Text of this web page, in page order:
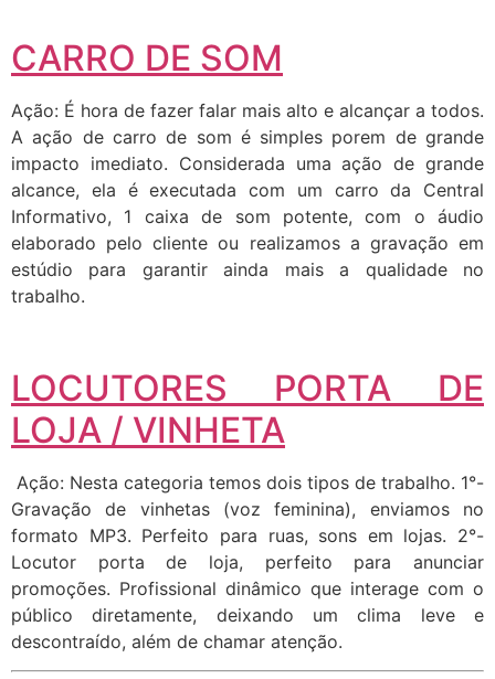
CARRO DE SOM
Ação: É hora de fazer falar mais alto e alcançar a todos.
A ação de carro de som é simples porem de grande
impacto imediato. Considerada uma ação de grande
alcance, ela é executada com um carro da Central
Informativo, 1 caixa de som potente, com o áudio
elaborado pelo cliente ou realizamos a gravação em
estúdio para garantir ainda mais a qualidade no
trabalho.
LOCUTORES PORTA DE
LOJA / VINHETA
Ação: Nesta categoria temos dois tipos de trabalho. 1°-
Gravação de vinhetas (voz feminina), enviamos no
formato MP3. Perfeito para ruas, sons em lojas. 2°-
Locutor porta de loja, perfeito para anunciar
promoções. Profissional dinâmico que interage com o
público diretamente, deixando um clima leve e
descontraído, além de chamar atenção.